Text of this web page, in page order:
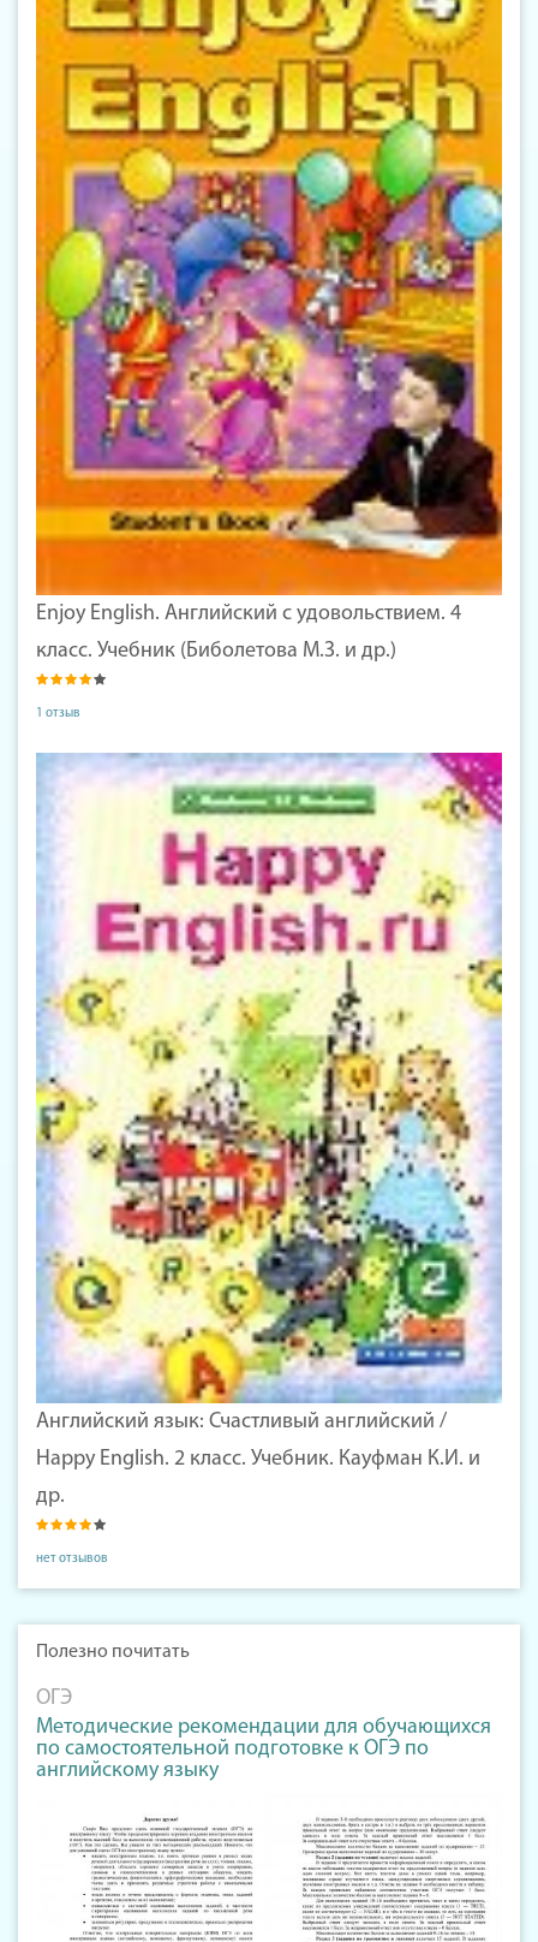
Enjoy English. Английский с удовольствием. 4
класс. Учебник (Биболетова М.З. и др.)
1 отзыв
Английский язык: Счастливый английский /
Happy English. 2 класс. Учебник. Кауфман К.И. и
др.
нет отзывов
Полезно почитать
ОГЭ
Методические рекомендации для обучающихся
по самостоятельной подготовке к ОГЭ по
английскому языку